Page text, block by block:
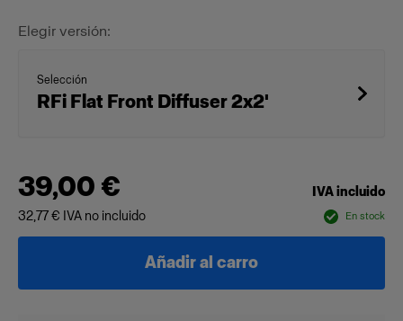
Elegir versión:
Selección
RFi Flat Front Diffuser 2x2'
39,00 €
IVA incluido
32,77 € IVA no incluido En stock
Añadir al carro